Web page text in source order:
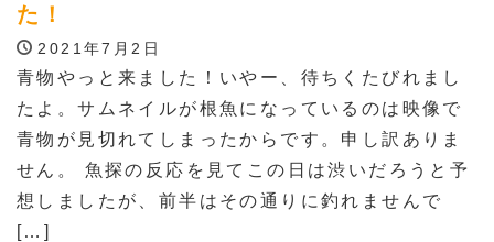
た！
2021年7月2日
青物やっと来ました！いやー、待ちくたびれまし
たよ。サムネイルが根魚になっているのは映像で
青物が見切れてしまったからです。申し訳ありま
せん。 魚探の反応を見てこの日は渋いだろうと予
想しましたが、前半はその通りに釣れませんで
[…]